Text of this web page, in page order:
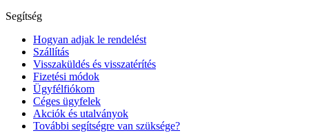
Segítség
Hogyan adjak le rendelést
Szállítás
Visszaküldés és visszatérítés
Fizetési módok
Ügyfélfiókom
Céges ügyfelek
Akciók és utalványok
További segítségre van szüksége?